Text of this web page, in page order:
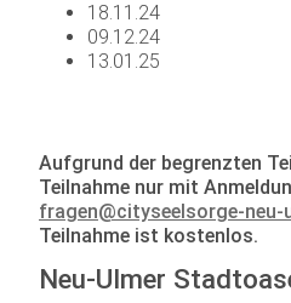
18.11.24
09.12.24
13.01.25
Aufgrund der begrenzten
Teilnahme nur mit
fragen@cityseelsorge-neu-
Teilnahme ist kostenlos.
Neu-Ulmer